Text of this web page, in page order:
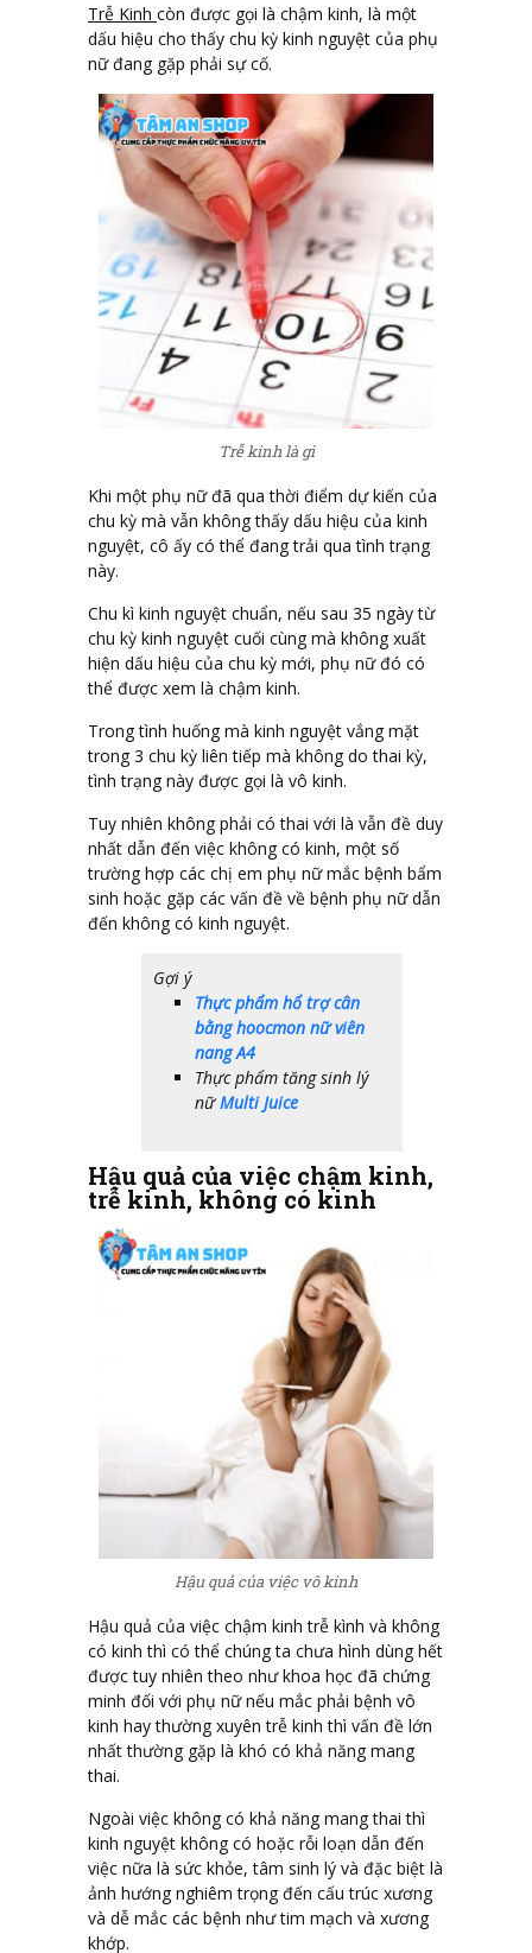
Trễ Kinh còn được gọi là chậm kinh, là một
dấu hiệu cho thấy chu kỳ kinh nguyệt của phụ
nữ đang gặp phải sự cố.
Trễ kinh là gì
Khi một phụ nữ đã qua thời điểm dự kiến của
chu kỳ mà vẫn không thấy dấu hiệu của kinh
nguyệt, cô ấy có thể đang trải qua tình trạng
này.
Chu kì kinh nguyệt chuẩn, nếu sau 35 ngày từ
chu kỳ kinh nguyệt cuối cùng mà không xuất
hiện dấu hiệu của chu kỳ mới, phụ nữ đó có
thể được xem là chậm kinh.
Trong tình huống mà kinh nguyệt vắng mặt
trong 3 chu kỳ liên tiếp mà không do thai kỳ,
tình trạng này được gọi là vô kinh.
Tuy nhiên không phải có thai với là vẫn đề duy
nhất dẫn đến việc không có kinh, một số
trường hợp các chị em phụ nữ mắc bệnh bẩm
sinh hoặc gặp các vấn đề về bệnh phụ nữ dẫn
đến không có kinh nguyệt.
Gợi ý
Thực phẩm hổ trợ cân
bằng hoocmon nữ viên
nang A4
Thực phẩm tăng sinh lý
nữMulti Juice
Hậu quả của việc chậm kinh,
trễ kinh, không có kinh
Hậu quả của việc vô kinh
Hậu quả của việc chậm kinh trễ kình và không
có kinh thì có thể chúng ta chưa hình dùng hết
được tuy nhiên theo như khoa học đã chứng
minh đối với phụ nữ nếu mắc phải bệnh vô
kinh hay thường xuyên trễ kinh thì vấn đề lớn
nhất thường gặp là khó có khả năng mang
thai.
Ngoài việc không có khả năng mang thai thì
kinh nguyệt không có hoặc rỗi loạn dẫn đến
việc nữa là sức khỏe, tâm sinh lý và đặc biệt là
ảnh hướng nghiêm trọng đến cấu trúc xương
và dễ mắc các bệnh như tim mạch và xương
khớp.